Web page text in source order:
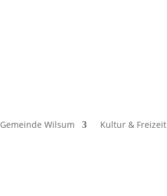
Gemeinde Wilsum Kultur & Freizeit